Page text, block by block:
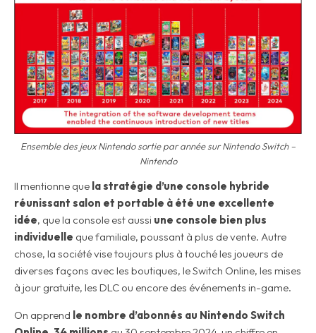
Ensemble des jeux Nintendo sortie par année sur Nintendo Switch –
Nintendo
Il mentionne que la stratégie d’une console hybride
réunissant salon et portable à été une excellente
idée, que la console est aussi une console bien plus
individuelle que familiale, poussant à plus de vente. Autre
chose, la société vise toujours plus à touché les joueurs de
diverses façons avec les boutiques, le Switch Online, les mises
à jour gratuite, les DLC ou encore des événements in-game.
On apprend le nombre d’abonnés au Nintendo Switch